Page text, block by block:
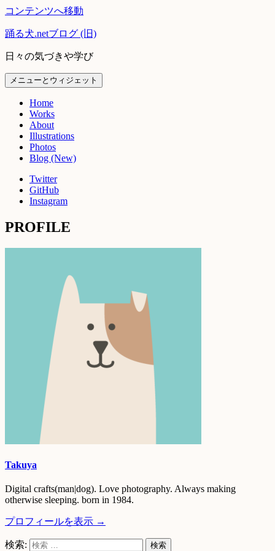
コンテンツへ移動
踊る犬.netブログ (旧)
日々の気づきや学び
メニューとウィジェット
Home
Works
About
Illustrations
Photos
Blog (New)
Twitter
GitHub
Instagram
PROFILE
Takuya
Digital crafts(man|dog). Love photography. Always making
otherwise sleeping. born in 1984.
プロフィールを表示 →
検索: